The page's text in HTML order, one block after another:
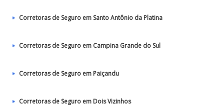
Corretoras de Seguro em Santo Antônio da Platina
Corretoras de Seguro em Campina Grande do Sul
Corretoras de Seguro em Paiçandu
Corretoras de Seguro em Dois Vizinhos